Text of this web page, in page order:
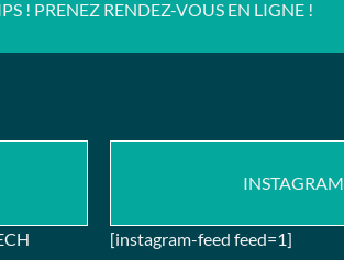
! PRENEZ RENDEZ-VOUS EN LIGNE !
INSTAGRAM
[instagram-feed feed=1]